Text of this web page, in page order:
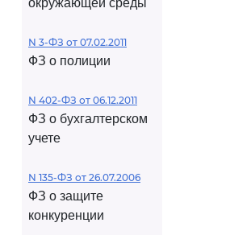
окружающей среды
N 3-ФЗ от 07.02.2011
ФЗ о полиции
N 402-ФЗ от 06.12.2011
ФЗ о бухгалтерском
учете
N 135-ФЗ от 26.07.2006
ФЗ о защите
конкуренции